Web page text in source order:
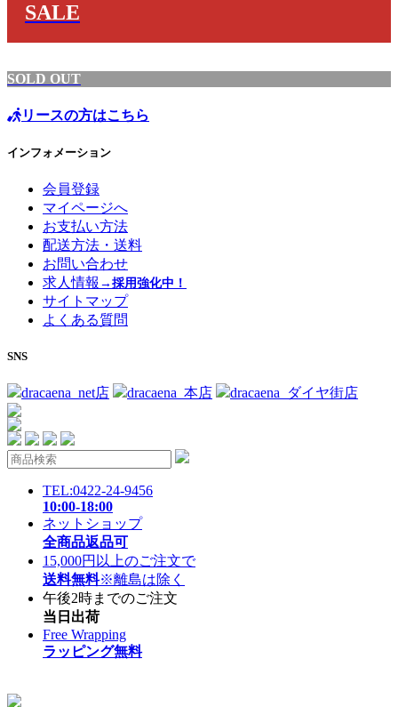
SALE
SOLD OUT
リースの方はこちら
インフォメーション
会員登録
マイページへ
お支払い方法
配送方法・送料
お問い合わせ
求人情報 →採用強化中！
サイトマップ
よくある質問
SNS
dracaena_net店 dracaena_本店 dracaena_ダイヤ街店
TEL:0422-24-9456
10:00-18:00
ネットショップ
全商品返品可
15,000円以上のご注文で
送料無料※離島は除く
午後2時までのご注文
当日出荷
Free Wrapping
ラッピング無料